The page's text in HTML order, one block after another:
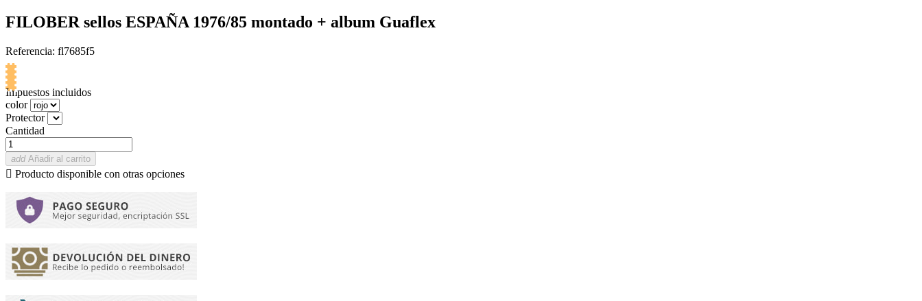
FILOBER sellos ESPAÑA 1976/85 montado + album Guaflex
Referencia: fl7685f5
Impuestos incluidos
color
Protector
Cantidad
add Añadir al carrito
 Producto disponible con otras opciones